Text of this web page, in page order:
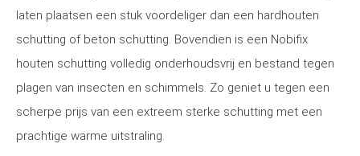
laten plaatsen een stuk voordeliger dan een hardhouten
schutting of beton schutting. Bovendien is een Nobifix
houten schutting volledig onderhoudsvrij en bestand tegen
plagen van insecten en schimmels. Zo geniet u tegen een
scherpe prijs van een extreem sterke schutting met een
prachtige warme uitstraling.